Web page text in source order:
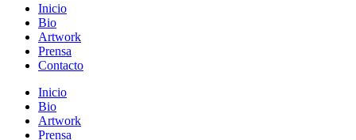
Inicio
Bio
Artwork
Prensa
Contacto
Inicio
Bio
Artwork
Prensa